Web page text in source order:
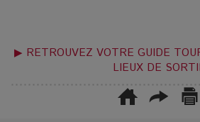
▶ RETROUVEZ VOTRE GUIDE
LIEUX DE